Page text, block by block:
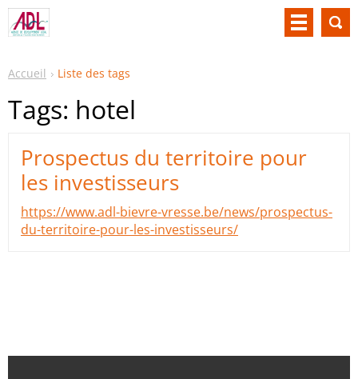
Accueil Liste des tags
Tags: hotel
Prospectus du territoire pour
les investisseurs
https://www.adl-bievre-vresse.be/news/prospectus-
du-territoire-pour-les-investisseurs/